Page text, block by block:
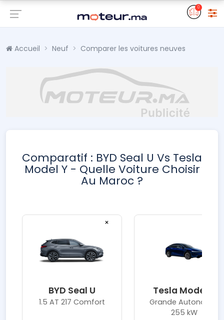
0
Accueil Neuf Comparer les voitures neuves
Comparatif : BYD Seal U Vs Tesla
Model Y - Quelle Voiture Choisir
Au Maroc ?
×
BYD Seal U
1.5 AT 217 Comfort
Tesla Model Y
Grande Autonomie
255 kW